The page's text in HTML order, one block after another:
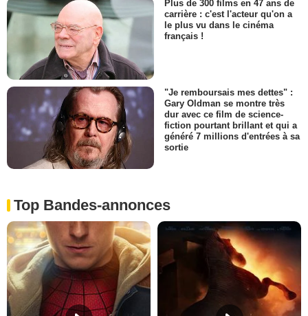
Plus de 300 films en 47 ans de
carrière : c'est l'acteur qu'on a
le plus vu dans le cinéma
français !
"Je remboursais mes dettes" :
Gary Oldman se montre très
dur avec ce film de science-
fiction pourtant brillant et qui a
généré 7 millions d'entrées à sa
sortie
Top Bandes-annonces